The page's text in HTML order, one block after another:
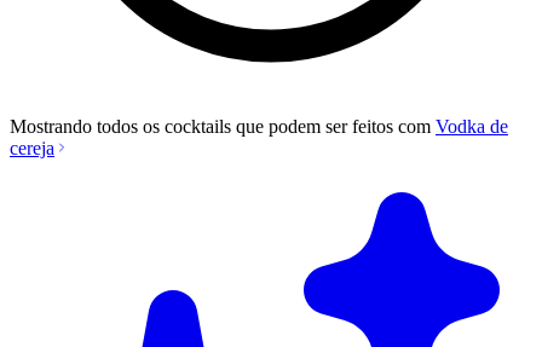
Mostrando todos os cocktails que podem ser feitos com Vodka de
cereja